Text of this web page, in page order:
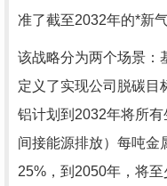
准了截至2032年的*新
该战略分为两个场景：
定义了实现公司脱碳目
铝计划到2032年将所
间接能源排放）每吨金
25%，到2050年，将